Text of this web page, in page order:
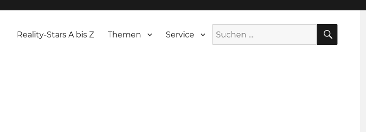
Reality-Stars A bis Z Themen Service
Suche
nach: